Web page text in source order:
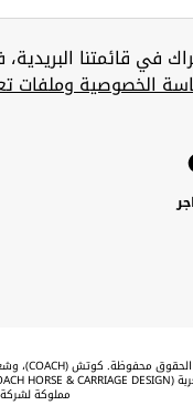
في قائمتنا
الخصوصية وملفات
مملوكة